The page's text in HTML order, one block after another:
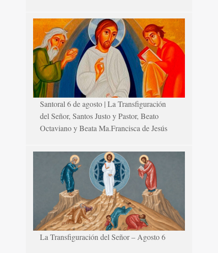
Santoral 6 de agosto | La Transfiguración
del Señor, Santos Justo y Pastor, Beato
Octaviano y Beata Ma.Francisca de Jesús
La Transfiguración del Señor – Agosto 6